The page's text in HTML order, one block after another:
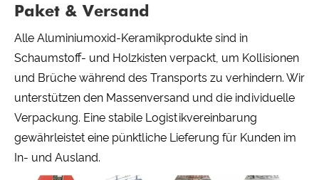
Paket & Versand
Alle Aluminiumoxid-Keramikprodukte sind in
Schaumstoff- und Holzkisten verpackt, um Kollisionen
und Brüche während des Transports zu verhindern. Wir
unterstützen den Massenversand und die individuelle
Verpackung. Eine stabile Logistikvereinbarung
gewährleistet eine pünktliche Lieferung für Kunden im
In- und Ausland.